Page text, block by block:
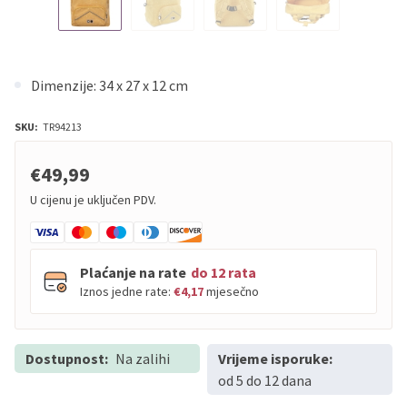
Dimenzije: 34 x 27 x 12 cm
SKU: TR94213
€49,99
U cijenu je uključen PDV.
Plaćanje na rate do 12 rata
Iznos jedne rate: €4,17mjesečno
PBZ do12
Visa Premium do
Dostupnost: Na zalihi
Vrijeme isporuke:
od 5 do 12 dana